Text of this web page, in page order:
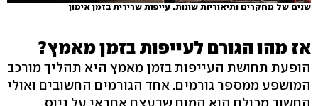
שנים של מחקרים ותיאוריות שונות. עייפות שרירית בזמן אימון
אז מהו הגורם לעייפות בזמן מאמץ?
הופעת תחושת העייפות בזמן מאמץ היא תהליך מורכב
המושפע ממספר גורמים. אחד הגורמים החשובים ואולי
החשוב מכולם הוא המוח שבעצם אחראי על גיוס